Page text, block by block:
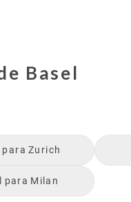
Basel
para Zurich
para Milan